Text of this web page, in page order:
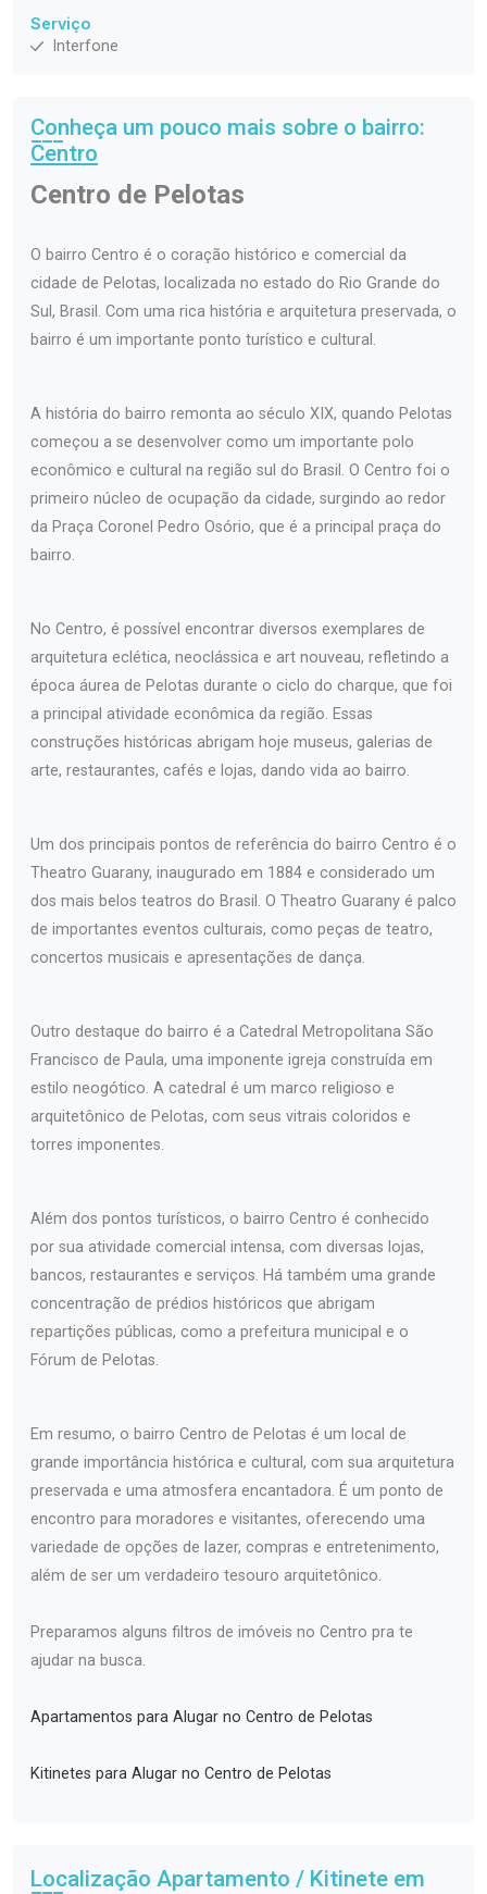
Serviço
Interfone
Conheça um pouco mais sobre o bairro:
Centro
Centro de Pelotas
O bairro Centro é o coração histórico e comercial da
cidade de Pelotas, localizada no estado do Rio Grande do
Sul, Brasil. Com uma rica história e arquitetura preservada, o
bairro é um importante ponto turístico e cultural.
A história do bairro remonta ao século XIX, quando Pelotas
começou a se desenvolver como um importante polo
econômico e cultural na região sul do Brasil. O Centro foi o
primeiro núcleo de ocupação da cidade, surgindo ao redor
da Praça Coronel Pedro Osório, que é a principal praça do
bairro.
No Centro, é possível encontrar diversos exemplares de
arquitetura eclética, neoclássica e art nouveau, refletindo a
época áurea de Pelotas durante o ciclo do charque, que foi
a principal atividade econômica da região. Essas
construções históricas abrigam hoje museus, galerias de
arte, restaurantes, cafés e lojas, dando vida ao bairro.
Um dos principais pontos de referência do bairro Centro é o
Theatro Guarany, inaugurado em 1884 e considerado um
dos mais belos teatros do Brasil. O Theatro Guarany é palco
de importantes eventos culturais, como peças de teatro,
concertos musicais e apresentações de dança.
Outro destaque do bairro é a Catedral Metropolitana São
Francisco de Paula, uma imponente igreja construída em
estilo neogótico. A catedral é um marco religioso e
arquitetônico de Pelotas, com seus vitrais coloridos e
torres imponentes.
Além dos pontos turísticos, o bairro Centro é conhecido
por sua atividade comercial intensa, com diversas lojas,
bancos, restaurantes e serviços. Há também uma grande
concentração de prédios históricos que abrigam
repartições públicas, como a prefeitura municipal e o
Fórum de Pelotas.
Em resumo, o bairro Centro de Pelotas é um local de
grande importância histórica e cultural, com sua arquitetura
preservada e uma atmosfera encantadora. É um ponto de
encontro para moradores e visitantes, oferecendo uma
variedade de opções de lazer, compras e entretenimento,
além de ser um verdadeiro tesouro arquitetônico.
Preparamos alguns filtros de imóveis no Centro pra te
ajudar na busca.
Apartamentos para Alugar no Centro de Pelotas
Kitinetes para Alugar no Centro de Pelotas
Localização Apartamento / Kitinete em